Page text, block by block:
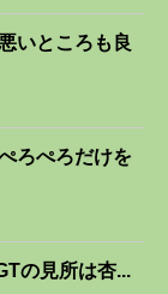
いところも良
ろぺろだけを
の見所は杏...